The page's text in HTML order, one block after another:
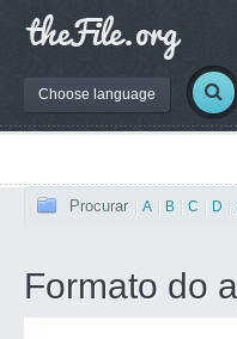
Choose language
Procurar A B C D
Formato do